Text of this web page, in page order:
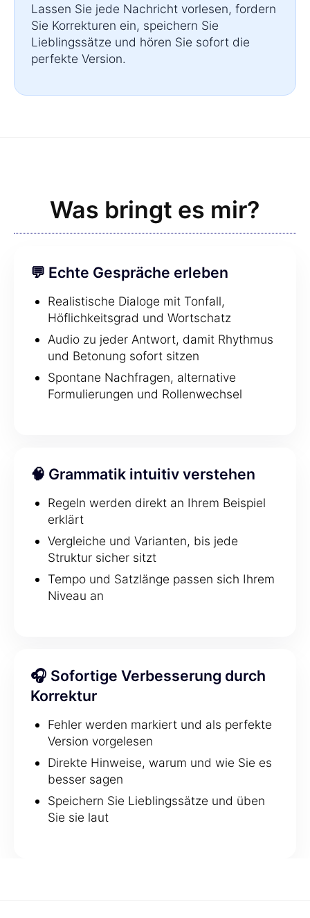
Lassen Sie jede Nachricht vorlesen, fordern
Sie Korrekturen ein, speichern Sie
Lieblingssätze und hören Sie sofort die
perfekte Version.
Was bringt es mir?
💬 Echte Gespräche erleben
Realistische Dialoge mit Tonfall,
Höflichkeitsgrad und Wortschatz
Audio zu jeder Antwort, damit Rhythmus
und Betonung sofort sitzen
Spontane Nachfragen, alternative
Formulierungen und Rollenwechsel
🧠 Grammatik intuitiv verstehen
Regeln werden direkt an Ihrem Beispiel
erklärt
Vergleiche und Varianten, bis jede
Struktur sicher sitzt
Tempo und Satzlänge passen sich Ihrem
Niveau an
🎧 Sofortige Verbesserung durch
Korrektur
Fehler werden markiert und als perfekte
Version vorgelesen
Direkte Hinweise, warum und wie Sie es
besser sagen
Speichern Sie Lieblingssätze und üben
Sie sie laut